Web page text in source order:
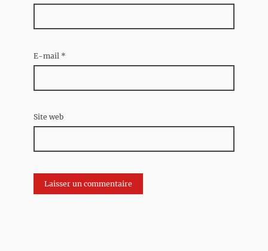
E-mail *
Site web